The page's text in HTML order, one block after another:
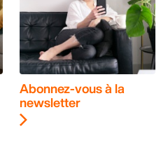
Abonnez-vous à la
newsletter